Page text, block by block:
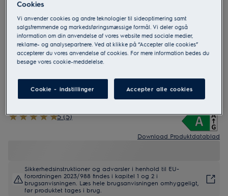
EFI623P94P
600 SensiCare 9 kg Vaskemaskine
5 (5)
Download Produktdatablad
Sikkerhedsinstruktioner og advarsler i henhold til EU-
forordningen 2023/988 findes i kapitel 1 og 2 i
brugsanvisningen. Læs hele brugsanvisningen omhyggeligt,
før produktet tages i brug.
Cookies
Vi anvender cookies og andre teknologier til sideoptimering samt
salgsfremmende og markedsføringsmæssige formål. Vi deler også
information om din anvendelse af vores website med sociale medier,
reklame- og analysepartnere. Ved at klikke på “Accepter alle cookies”
accepterer du vores anvendelse af cookies. For mere information bedes du
besøge vores cookie-meddelelse.
Cookie - indstillinger Accepter alle cookies